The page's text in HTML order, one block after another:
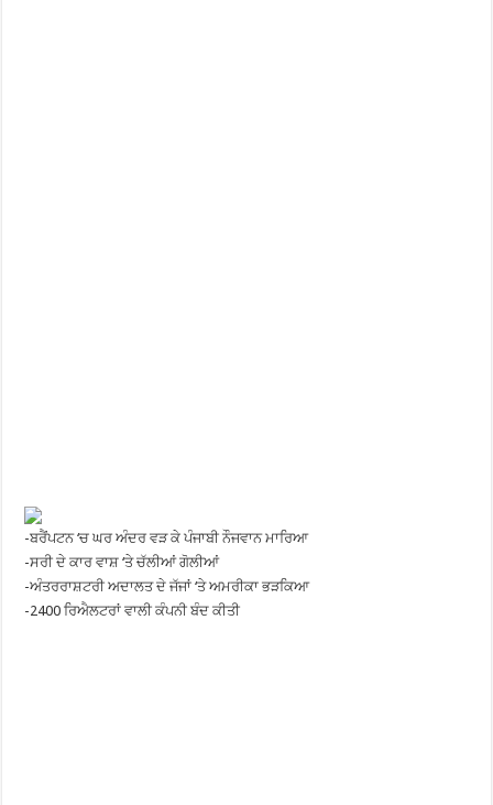
-ਬਰੈਂਪਟਨ ‘ਚ ਘਰ ਅੰਦਰ ਵੜ ਕੇ ਪੰਜਾਬੀ ਨੌਜਵਾਨ ਮਾਰਿਆ
-ਸਰੀ ਦੇ ਕਾਰ ਵਾਸ਼ ‘ਤੇ ਚੱਲੀਆਂ ਗੋਲੀਆਂ
-ਅੰਤਰਰਾਸ਼ਟਰੀ ਅਦਾਲਤ ਦੇ ਜੱਜਾਂ ‘ਤੇ ਅਮਰੀਕਾ ਭੜਕਿਆ
-2400 ਰਿਐਲਟਰਾਂ ਵਾਲੀ ਕੰਪਨੀ ਬੰਦ ਕੀਤੀ